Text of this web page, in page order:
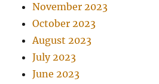
November 2023
October 2023
August 2023
July 2023
June 2023